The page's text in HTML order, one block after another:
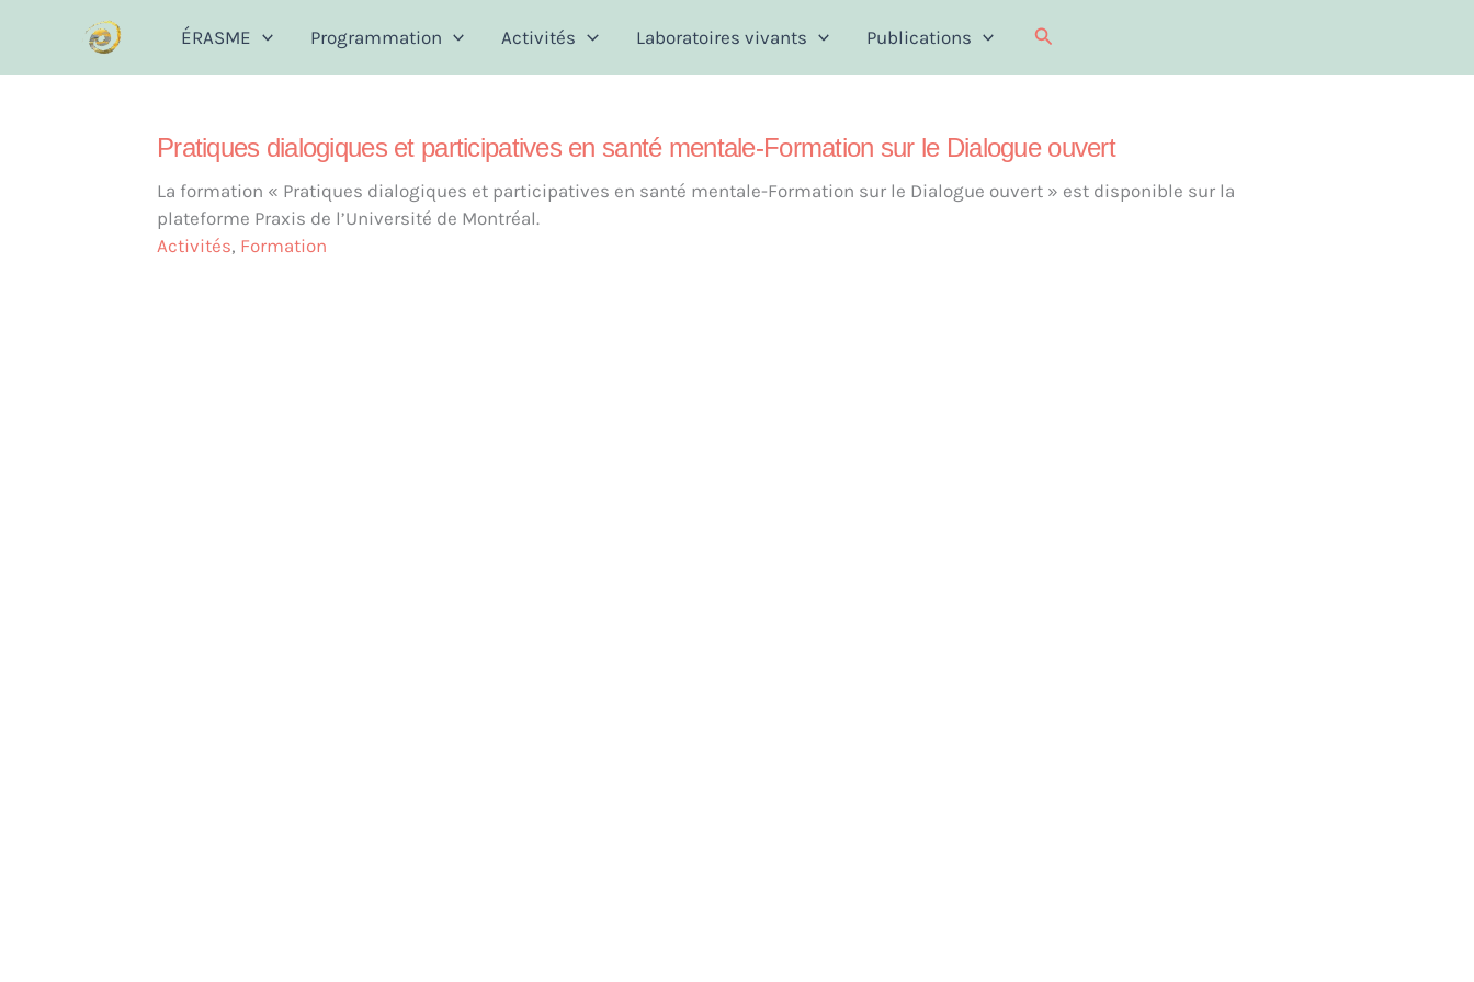
ÉRASME Programmation Activités Laboratoires vivants Publications Recherche
Pratiques dialogiques et participatives en santé mentale-Formation sur le Dialogue ouvert
La formation « Pratiques dialogiques et participatives en santé mentale-Formation sur le Dialogue ouvert » est disponible sur la
plateforme Praxis de l’Université de Montréal.
Activités, Formation